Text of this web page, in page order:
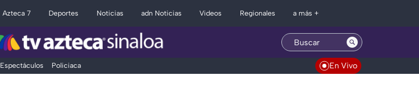
Azteca 7 Deportes Noticias adn Noticias Videos Regionales a más +
Espectáculos Policiaca En Vivo